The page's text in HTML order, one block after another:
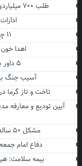
طلب ۷۰۰ میلیاردی دانشگاه علوم پزشکی بوشهر از بیمه ها
اهدا خون ۱۲هزار بوشهری ابتدای سالجاری
آسیب جنگ به ۸۴۰۰ واحد مسکونی-تجاری بوشهر
تاخت و تاز گرما در
آیین تودیع و معارفه
مشکل ۵۰ ساله اسناد مالکیت مردم بیدخون حل شد
دفاع امام
بیمه سلامت: